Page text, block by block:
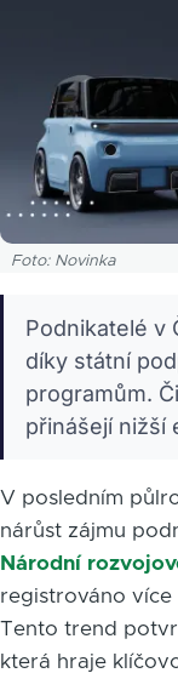
Foto: Novinka
Podnikatelé v
díky státní
programům.
přinášejí nižší
V posledním
nárůst zájmu
Národní
registrováno
Tento trend
která hraje